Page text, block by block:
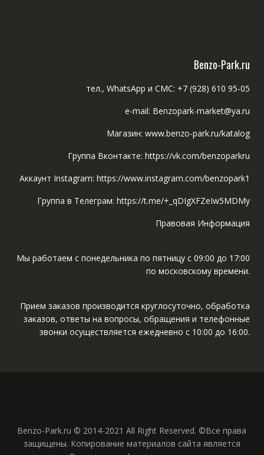
Benzo-Park.ru
тел., WhatsApp и СМС: +7 (928) 610 95-05
e-mail: Benzopark-market@ya.ru
Магазин: www.benzo-park.ru/katalog
Группа Вконтакте: https://vk.com/benzoparkru
Аккаунт Instagram: https://www.instagram.com/benzopark1
Группа в Телеграм: https://t.me/+_qDIgXFZeIw5MDMy
Правовая Информация
Мы работаем с понедельника по пятницу с 09:00 до 17:00
по московскому времени.
Прием заказов производится круглосуточно, обработка
заказов, ответы на вопросы, обращения и телефонные
звонки осуществляется ежедневно с 10:00 до 16:00.
Benzo-Park.ru © 2014-2021 All Right Reserved. ©Все права
защищены. Копирование материалов сайта является